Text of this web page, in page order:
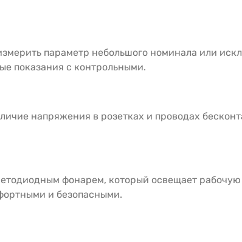
параметр небольшого номинала или
показания с контрольными.
напряжения в розетках и проводах
фонарем, который освещает рабочую
и безопасными.